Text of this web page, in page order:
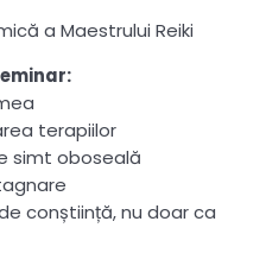
a Maestrului Reiki
terapiilor
simt oboseală
conștiință, nu doar ca